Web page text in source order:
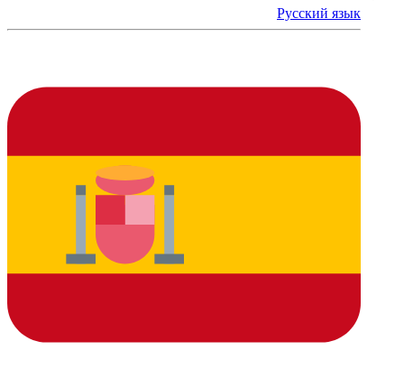
Русский язык